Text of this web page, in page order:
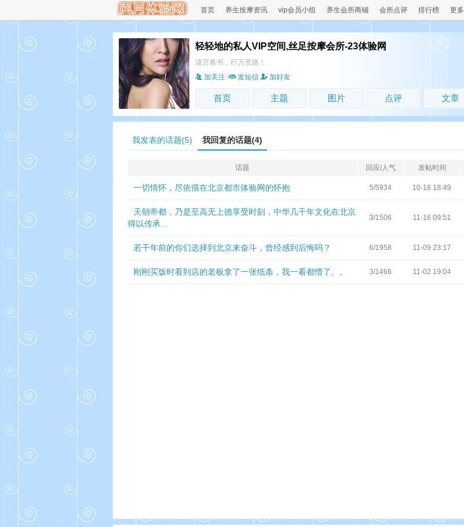
首页 养生按摩资讯 vip会员小组 养生会所商铺 会所点评 排行榜 更多
轻轻地的私人VIP空间,丝足按摩会所-23体验网
读万卷书，行万里路！
加关注
发短信 加好友
首页 主题 图片 点评 文章
我发表的话题(5) 我回复的话题(4)
话题 回应/人气 发帖时间
一切情怀，尽依偎在北京都市体验网的怀抱 5/5934 10-18 18:49
天朝帝都，乃是至高无上德享受时刻，中华几千年文化在北京
得以传承...
3/1506 11-16 09:51
若干年前的你们选择到北京来奋斗，曾经感到后悔吗？ 6/1958 11-09 23:17
刚刚买饭时看到店的老板拿了一张纸条，我一看都懵了。。 3/1466 11-02 19:04